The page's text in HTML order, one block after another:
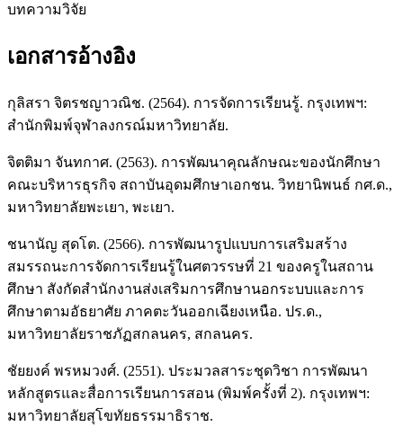
บทความวิจัย
เอกสารอ้างอิง
กุลิสรา จิตรชญาวณิช. (2564). การจัดการเรียนรู้. กรุงเทพฯ:
สำนักพิมพ์จุฬาลงกรณ์มหาวิทยาลัย.
จิตติมา จันทกาศ. (2563). การพัฒนาคุณลักษณะของนักศึกษา
คณะบริหารธุรกิจ สถาบันอุดมศึกษาเอกชน. วิทยานิพนธ์ กศ.ด.,
มหาวิทยาลัยพะเยา, พะเยา.
ชนานัญ สุดโต. (2566). การพัฒนารูปแบบการเสริมสร้าง
สมรรถนะการจัดการเรียนรู้ในศตวรรษที่ 21 ของครูในสถาน
ศึกษา สังกัดสำนักงานส่งเสริมการศึกษานอกระบบและการ
ศึกษาตามอัธยาศัย ภาคตะวันออกเฉียงเหนือ. ปร.ด.,
มหาวิทยาลัยราชภัฏสกลนคร, สกลนคร.
ชัยยงค์ พรหมวงศ์. (2551). ประมวลสาระชุดวิชา การพัฒนา
หลักสูตรและสื่อการเรียนการสอน (พิมพ์ครั้งที่ 2). กรุงเทพฯ:
มหาวิทยาลัยสุโขทัยธรรมาธิราช.